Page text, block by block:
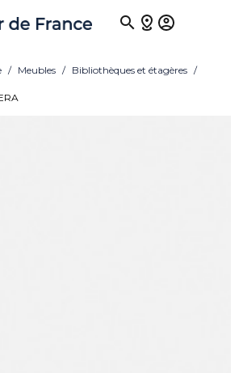

Meubles Bibliothèques et étagères